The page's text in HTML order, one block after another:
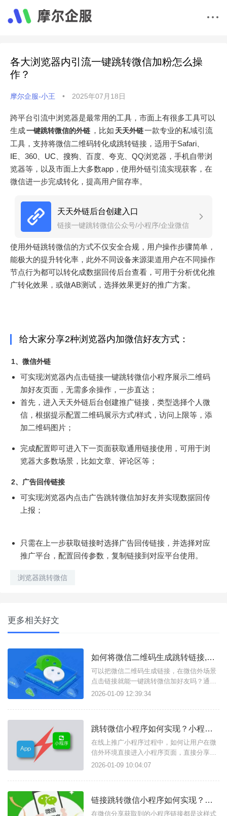
各大浏览器内引流一键跳转微信加粉怎么操
作？
摩尔企服-小王 • 2025年07月18日
跨平台引流中浏览器是最常用的工具，市面上有很多工具可以
生成一键跳转微信的外链 ，比如 天天外链一款专业的私域引流
工具，支持将微信二维码转化成跳转链接，适用于Safari、
IE 、360、 UC、搜狗、 百度、夸克、QQ浏览器，手机自带浏
览器等，以及市面上大多数app，使用外链引流实现获客，在
微信进一步完成转化，提高用户留存率。
天天外链后台创建入口
链接一键跳转微信公众号/小程序/企业微信
使用外链跳转微信的方式不仅安全合规，用户操作步骤简单，
能极大的提升转化率，此外不同设备来源渠道用户在不同操作
节点行为都可以转化成数据回传后台查看，可用于分析优化推
广转化效果，或做AB测试，选择效果更好的推广方案。
给大家分享2种浏览器内加微信好友方式：
1、微信外链
可实现浏览器内点击链接一键跳转微信小程序展示二维码
加好友页面，无需多余操作，一步直达；
首先，进入天天外链后台创建推广链接，类型选择个人微
信，根据提示配置二维码展示方式/样式，访问上限等，添
加二维码图片；
完成配置即可进入下一页面获取通用链接使用，可用于浏
览器大多数场景，比如文章、评论区等；
2、广告回传链接
可实现浏览器内点击广告跳转微信加好友并实现数据回传
上报；
只需在上一步获取链接时选择广告回传链接，并选择对应
推广平台，配置回传参数，复制链接到对应平台使用。
浏览器跳转微信
更多相关好文
如何将微信二维码生成跳转链接,点击链接添加微信好友？
可以把微信二维码生成链接，在微信外场景
点击链接就能一键跳转微信加好友吗？通过
天天外链这款专业工具即可实现，不需要复
置即可使用，适用于各种浏览器、软件、短
下：通过天天外链官网（入口：
https://moreqifu.com
2026-01-09 12:39:34
跳转微信小程序如何实现？小程序二维码可以转成小程序链接直接跳转吗？
在线上推广小程序过程中，如何让用户在微
信外环境直接进入小程序页面，直接分享小
程序码还需要用户保存图片打开微信识别，
支持将小程序码生成链接，分享链接即可一
入小程序主页，此外还支持将企业/个人/三
方小程序生成链接。小程序码生成
2026-01-09 10:04:07
链接跳转微信小程序如何实现？小程序普通链接怎么生成？
在微信分享获取到的小程序链接都是这样式